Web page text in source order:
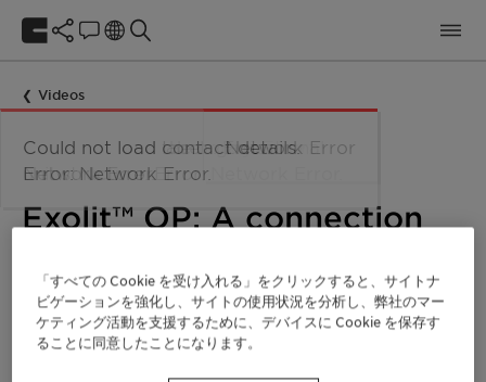
Videos
Exolit™ OP: A connection
safety
「すべての Cookie を受け入れる」をクリックすると、サイトナ
ビゲーションを強化し、サイトの使用状況を分析し、弊社のマー
ケティング活動を支援するために、デバイスに Cookie を保存す
ることに同意したことになります。
Network Error
Could not load contact details.
Error: Network Error.